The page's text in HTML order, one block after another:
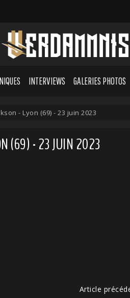
INTERVIEWS GALERIES PHOTOS
- Lyon (69) - 23 juin 2023
(69) - 23 JUIN 2023
Article